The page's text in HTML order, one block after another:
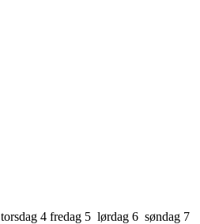
torsdag 4 fredag 5 lørdag 6 søndag 7